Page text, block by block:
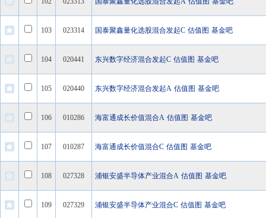
103 023314 国泰聚鑫量化选股混合发起C 估值图 基金吧
104 020441 东兴数字经济混合发起C 估值图 基金吧
105 020440 东兴数字经济混合发起A 估值图 基金吧
106 010286 海富通成长价值混合A 估值图 基金吧
107 010287 海富通成长价值混合C 估值图 基金吧
108 027328 浦银安盛半导体产业混合A 估值图 基金吧
109 027329 浦银安盛半导体产业混合C 估值图 基金吧